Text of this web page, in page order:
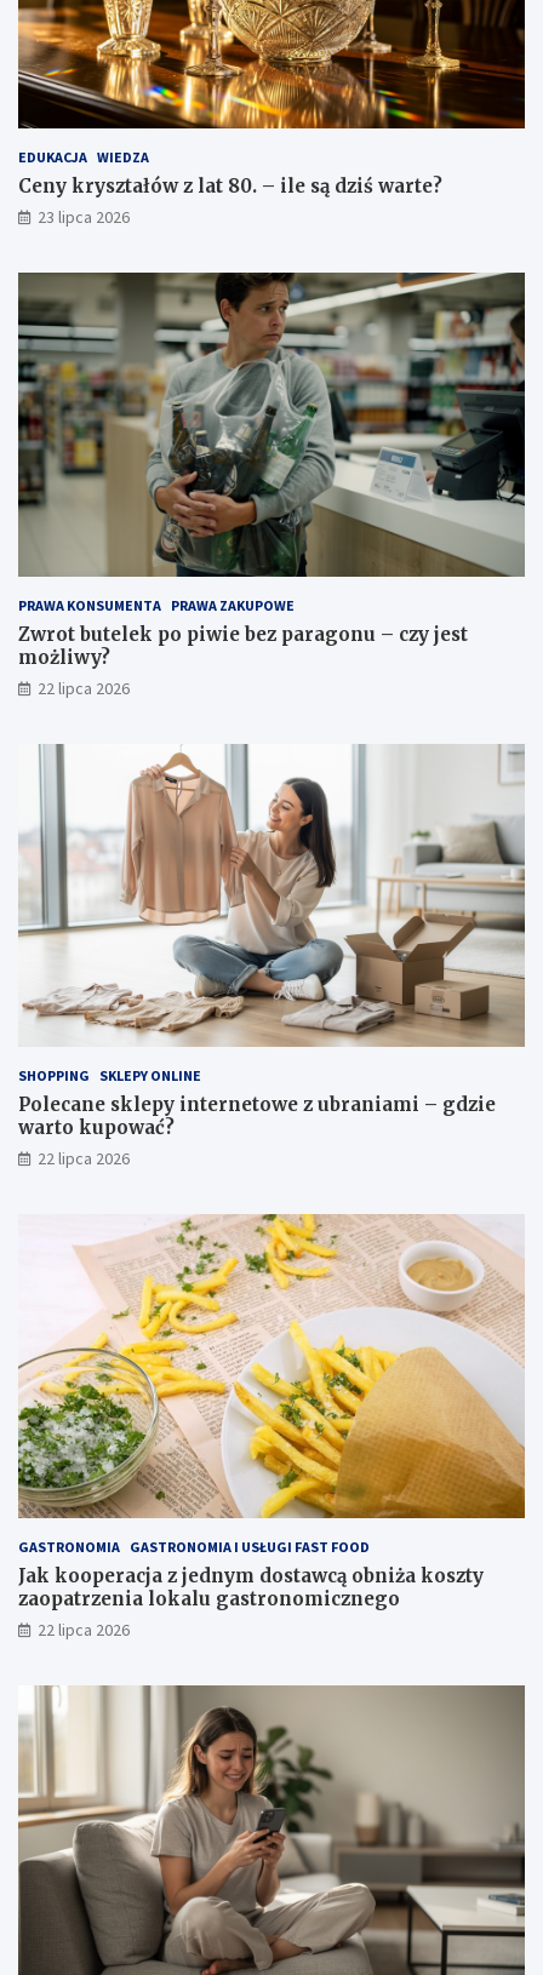
EDUKACJA WIEDZA
Ceny kryształów z lat 80. – ile są dziś warte?
23 lipca 2026
PRAWA KONSUMENTA PRAWA ZAKUPOWE
Zwrot butelek po piwie bez paragonu – czy jest
możliwy?
22 lipca 2026
SHOPPING SKLEPY ONLINE
Polecane sklepy internetowe z ubraniami – gdzie
warto kupować?
22 lipca 2026
GASTRONOMIA GASTRONOMIA I USŁUGI FAST FOOD
Jak kooperacja z jednym dostawcą obniża koszty
zaopatrzenia lokalu gastronomicznego
22 lipca 2026